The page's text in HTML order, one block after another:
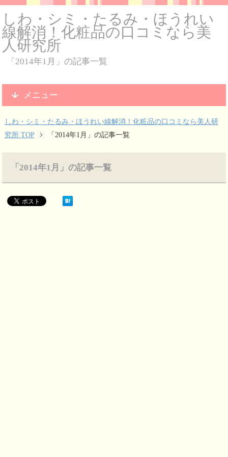
しわ・シミ・たるみ・ほうれい
線解消！化粧品の口コミなら美
人研究所
「2014年1月」の記事一覧
メニュー
しわ・シミ・たるみ・ほうれい線解消！化粧品の口コミなら美人研
究所 TOP
「2014年1月」の記事一覧
「2014年1月」の記事一覧